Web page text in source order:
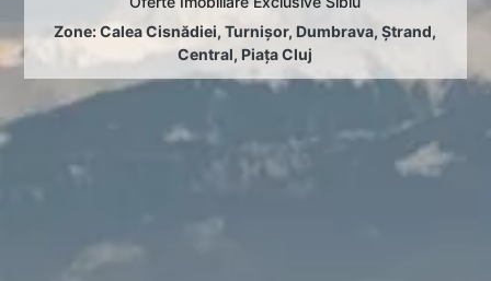
Zone:Calea Cisnădiei,Turnișor,Dumbrava,Ștrand,
Central, Piața Cluj